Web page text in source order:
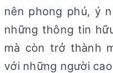
nên phong phú, ý
những thông tin
mà còn trở thành
với những người